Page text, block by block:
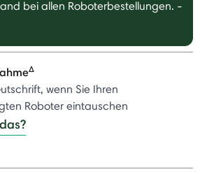
bei allen Roboterbestellungen. -
Δ
wenn Sie Ihren
Roboter eintauschen